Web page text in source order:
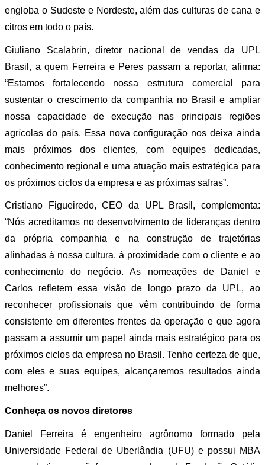
engloba o Sudeste e Nordeste, além das culturas de cana e
citros em todo o país.
Giuliano Scalabrin, diretor nacional de vendas da UPL
Brasil, a quem Ferreira e Peres passam a reportar, afirma:
“Estamos fortalecendo nossa estrutura comercial para
sustentar o crescimento da companhia no Brasil e ampliar
nossa capacidade de execução nas principais regiões
agrícolas do país. Essa nova configuração nos deixa ainda
mais próximos dos clientes, com equipes dedicadas,
conhecimento regional e uma atuação mais estratégica para
os próximos ciclos da empresa e as próximas safras”.
Cristiano Figueiredo, CEO da UPL Brasil, complementa:
“Nós acreditamos no desenvolvimento de lideranças dentro
da própria companhia e na construção de trajetórias
alinhadas à nossa cultura, à proximidade com o cliente e ao
conhecimento do negócio. As nomeações de Daniel e
Carlos refletem essa visão de longo prazo da UPL, ao
reconhecer profissionais que vêm contribuindo de forma
consistente em diferentes frentes da operação e que agora
passam a assumir um papel ainda mais estratégico para os
próximos ciclos da empresa no Brasil. Tenho certeza de que,
com eles e suas equipes, alcançaremos resultados ainda
melhores”.
Conheça os novos diretores
Daniel Ferreira é engenheiro agrônomo formado pela
Universidade Federal de Uberlândia (UFU) e possui MBA